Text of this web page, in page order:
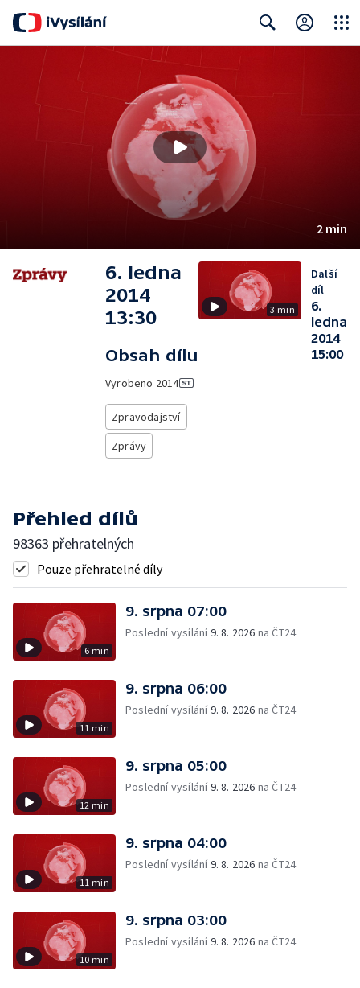
2 min
6. ledna
2014
13:30
Obsah dílu
Vyrobeno 2014
Zpravodajství
Zprávy
3 min
Další
díl
6.
ledna
2014
15:00
Přehled dílů
98363 přehratelných
Pouze přehratelné díly
6 min
9. srpna 07:00
Poslední vysílání9. 8. 2026 na ČT24
11 min
9. srpna 06:00
Poslední vysílání9. 8. 2026 na ČT24
12 min
9. srpna 05:00
Poslední vysílání9. 8. 2026 na ČT24
11 min
9. srpna 04:00
Poslední vysílání9. 8. 2026 na ČT24
10 min
9. srpna 03:00
Poslední vysílání9. 8. 2026 na ČT24